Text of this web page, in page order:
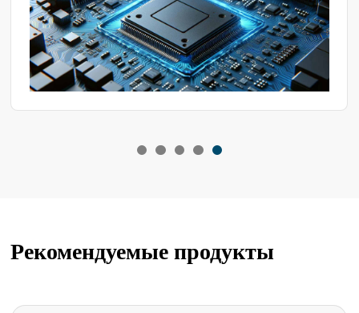
можно выбрать подходящий вариант тестового ящика в
соответствии с фактическими условиями клиента.
Рекомендуемые продукты